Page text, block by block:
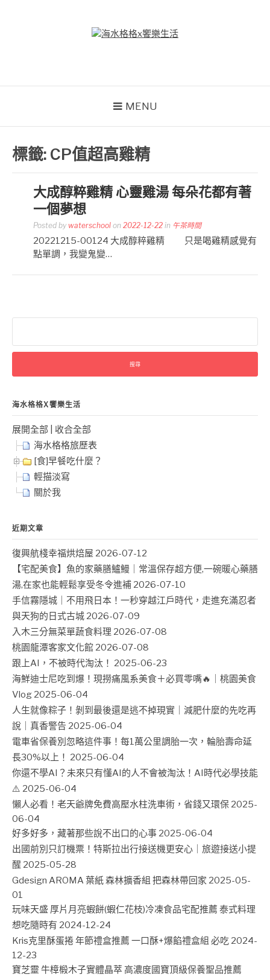
MENU
標籤: CP值超高雞精
大成醇粹雞精 心靈雞湯 每朵花都有著
一個夢想
Posted by waterschool on 2022-12-22 in 午茶時間
20221215-00124 大成醇粹雞精 只是喝雞精感覺有
點單調，我變鬼變…
關
字:
海水格格X饗樂生活
展開全部
收合全部
海水格格旅歷表
[食]早餐吃什麼？
輕描淡寫
關於我
近期文章
復興航棧幸福烘焙屋 2026-07-12
【宅配美食】魚的家藥膳鱸鰻｜常溫保存超方便,一碗暖心藥膳
湯,在家也能輕鬆享受冬令進補 2026-07-10
手信霧隱城｜不用飛日本！一秒穿越江戶時代，走進充滿忍者
與天狗的日式古城 2026-07-09
入木三分無菜單蔬食料理 2026-07-08
桃園龍潭客家文化館 2026-07-08
跟上AI，不被時代淘汰！ 2025-06-23
海鮮迪士尼吃到爆！現撈痛風系美食＋必買零嘴🔥｜桃園美食
Vlog 2025-06-04
人生就像粽子！剝到最後還是逃不掉現實｜減肥什麼的先吃再
說｜真香警告 2025-06-04
電車省保養別忽略這件事！每1萬公里調胎一次，輪胎壽命延
長30%以上！ 2025-06-04
你還不學AI？未來只有懂AI的人不會被淘汰！AI時代必學技能
⚠️ 2025-06-04
懶人必看！老天爺牌免費高壓水柱洗車術，省錢又環保 2025-
06-04
好多好多，藏著那些說不出口的心事 2025-06-04
出國前別只訂機票！特斯拉出行接送機更安心｜旅遊接送小提
醒 2025-05-28
Gdesign AROMA 葉紙 森林擴香組 把森林帶回家 2025-05-
01
玩味天盛 厚片月亮蝦餅(蝦仁花枝)冷凍食品宅配推薦 泰式料理
想吃隨時有 2024-12-24
Kris克里酥蛋捲 年節禮盒推薦 一口酥+爆餡禮盒組 必吃 2024-
12-23
寶芝靈 牛樟椴木子實體晶萃 高濃度國寶頂級保養聖品推薦